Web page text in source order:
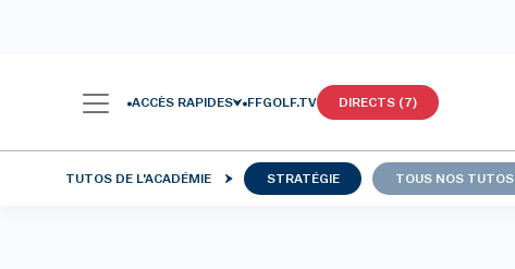
ACCÈS RAPIDES FFGOLF.TV DIRECTS (7)
TUTOS DE L'ACADÉMIE STRATÉGIE TOUS NOS TUTOS